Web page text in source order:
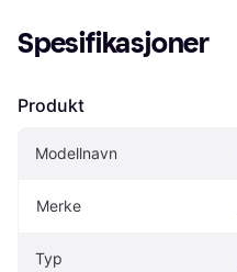
Spesifikasjoner
Produkt
Modellnavn
Merke
Typ